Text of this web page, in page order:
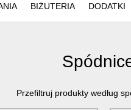
BIŻUTERIA DODATKI
Przefiltruj produkty według